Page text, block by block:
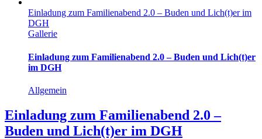
Einladung zum Familienabend 2.0 – Buden und Lich(t)er im
DGH
Gallerie
Einladung zum Familienabend 2.0 – Buden und Lich(t)er
im DGH
Allgemein
Einladung zum Familienabend 2.0 –
Buden und Lich(t)er im DGH